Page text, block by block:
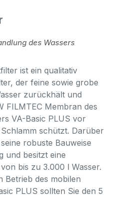
des Wassers
ist ein qualitativ
der feine sowie grobe
zurückhält und
FILMTEC Membran des
VA-Basic PLUS vor
schützt. Darüber
robuste Bauweise
und besitzt eine
bis zu 3.000 l Wasser.
Betrieb des mobilen
PLUS sollten Sie den 5